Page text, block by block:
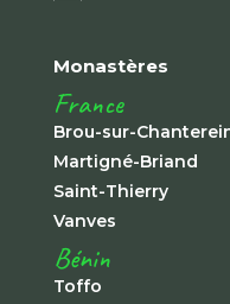
Monastères
France
Brou-sur-
Martigné-Briand
Saint-Thierry
Vanves
Bénin
Toffo